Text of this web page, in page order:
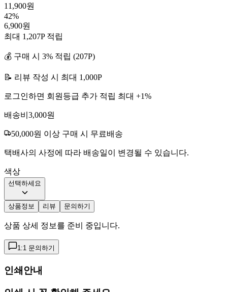
11,900원
42%
6,900원
최대 1,207P 적립
💰 구매 시 3% 적립 (207P)
📝 리뷰 작성 시 최대 1,000P
로그인하면 회원등급 추가 적립 최대 +1%
배송비 3,000원
50,000원 이상 구매 시 무료배송
택배사의 사정에 따라 배송일이 변경될 수 있습니다.
색상
선택하세요
상품정보 리뷰 문의하기
상품 상세 정보를 준비 중입니다.
1:1 문의하기
인쇄안내